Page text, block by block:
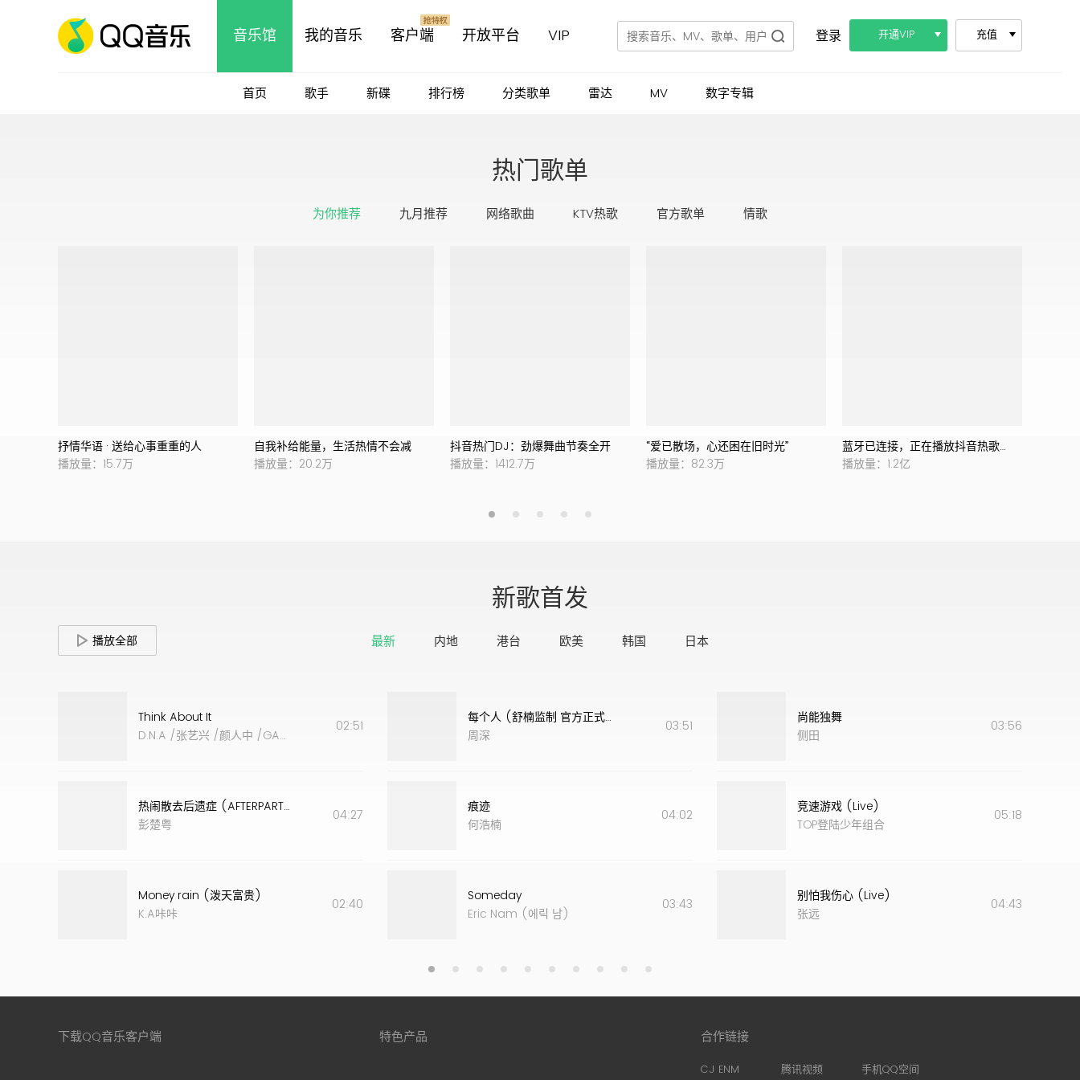
音乐馆 我的音乐 客户端 开放平台 VIP
首页 歌手 新碟 排行榜 分类歌单 雷达 MV 数字专辑
登录 开通VIP 充值
热门歌单
为你推荐 九月推荐 网络歌曲 KTV热歌 官方歌单 情歌
抒情华语 · 送给心事重重的人
播放量：15.7万
自我补给能量，生活热情不会减
播放量：20.2万
抖音热门DJ：劲爆舞曲节奏全开
播放量：1412.7万
“爱已散场，心还困在旧时光”
播放量：82.3万
蓝牙已连接，正在播放抖音热歌…
播放量：1.2亿
新歌首发
播放全部 最新 内地 港台 欧美 韩国 日本
Think About It
D.N.A /张艺兴 /颜人中 /GALI TEN (李永钦)
02:51
每个人 (舒楠监制 官方正式版)
周深
03:51
尚能独舞
侧田
03:56
热闹散去后遗症 (AFTERPARTY BLUES)
彭楚粤
04:27
痕迹
何浩楠
04:02
竞速游戏 (Live)
TOP登陆少年组合
05:18
Money rain (泼天富贵)
K.A咔咔
02:40
Someday
Eric Nam (에릭 남)
03:43
别怕我伤心 (Live)
张远
04:43
下载QQ音乐客户端 特色产品 合作链接
CJ ENM 腾讯视频 手机QQ空间